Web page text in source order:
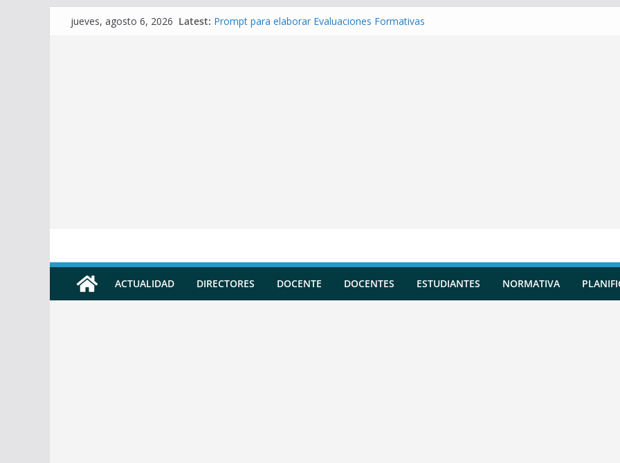
jueves, agosto 6, 2026 Latest: Prompt para elaborar Evaluaciones Formativas
ACTUALIDAD DIRECTORES DOCENTE DOCENTES ESTUDIANTES NORMATIVA